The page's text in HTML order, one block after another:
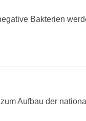
Bakterien
Aufbau der